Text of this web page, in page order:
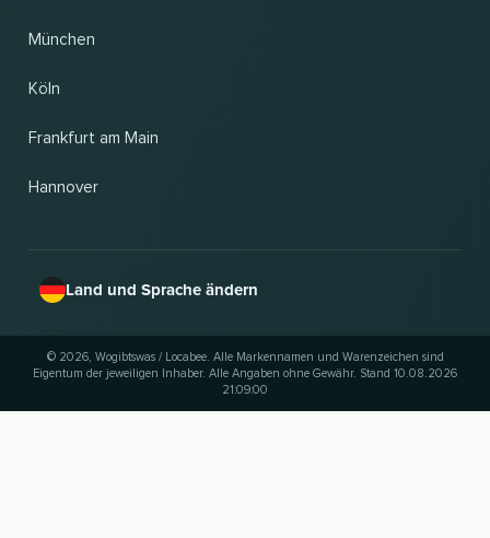
München
Köln
Frankfurt am Main
Hannover
Land und Sprache ändern
© 2026, Wogibtswas / Locabee. Alle Markennamen und Warenzeichen sind
Eigentum der jeweiligen Inhaber. Alle Angaben ohne Gewähr. Stand 10.08.2026
21:09:00